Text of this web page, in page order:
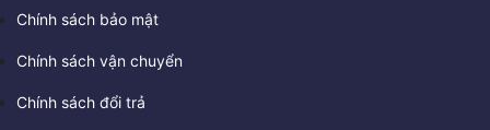
Chính sách bảo mật
Chính sách vận chuyển
Chính sách đổi trả